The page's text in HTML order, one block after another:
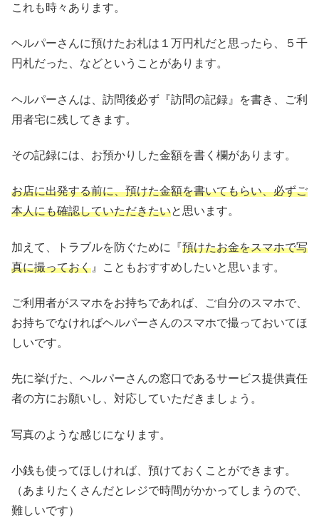
これも時々あります。
ヘルパーさんに預けたお札は１万円札だと思ったら、５千
円札だった、などということがあります。
ヘルパーさんは、訪問後必ず『訪問の記録』を書き、ご利
用者宅に残してきます。
その記録には、お預かりした金額を書く欄があります。
お店に出発する前に、預けた金額を書いてもらい、必ずご
本人にも確認していただきたいと思います。
加えて、トラブルを防ぐために『預けたお金をスマホで写
真に撮っておく 』こともおすすめしたいと思います。
ご利用者がスマホをお持ちであれば、ご自分のスマホで、
お持ちでなければヘルパーさんのスマホで撮っておいてほ
しいです。
先に挙げた、ヘルパーさんの窓口であるサービス提供責任
者の方にお願いし、対応していただきましょう。
写真のような感じになります。
小銭も使ってほしければ、預けておくことができます。
（あまりたくさんだとレジで時間がかかってしまうので、
難しいです）